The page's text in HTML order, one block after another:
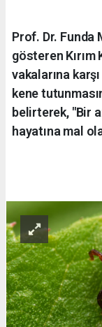
Prof. Dr. Funda
gösteren Kırım
vakalarına
kene
belirterek, "Bir
hayatına mal